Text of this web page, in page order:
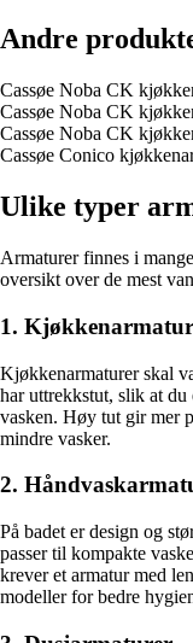
Andre
Cassøe Noba CK
Cassøe Noba CK
Cassøe Noba CK
Cassøe Conico
Ulike typer
Armaturer finnes i
oversikt over de mest
1.
Kjøkkenarmaturer skal
har uttrekkstut, slik at
vasken. Høy tut gir mer
mindre vasker.
2.
På badet er design og
passer til kompakte
krever et armatur med
modeller for bedre